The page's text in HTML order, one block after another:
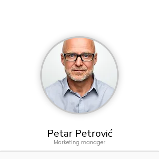
Petar Petrović
Marketing manager